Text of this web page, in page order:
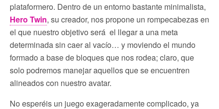
plataformero. Dentro de un entorno bastante minimalista,
Hero Twin, su creador, nos propone un rompecabezas en
el que nuestro objetivo será el llegar a una meta
determinada sin caer al vacío… y moviendo el mundo
formado a base de bloques que nos rodea; claro, que
solo podremos manejar aquellos que se encuentren
alineados con nuestro avatar.
No esperéis un juego exageradamente complicado, ya